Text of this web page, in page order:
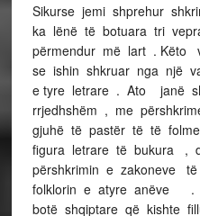
Sikurse jemi shprehur
ka lënë të botuara tri
përmendur më lart .
se ishin shkruar nga një
e tyre letrare . Ato janë
rrjedhshëm , me
gjuhë të pastër të të
figura letrare të bukura ,
përshkrimin e zakoneve
folklorin e atyre anëve
botë shqiptare që kishte